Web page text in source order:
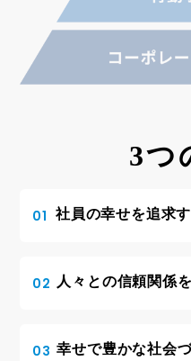
3つ
01 社員の幸せを追求
02 人々との信頼関係
03 幸せで豊かな社会